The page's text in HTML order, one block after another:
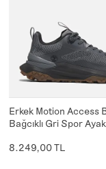
Erkek Motion Access
Bağcıklı Gri Spor
8.249,00 TL